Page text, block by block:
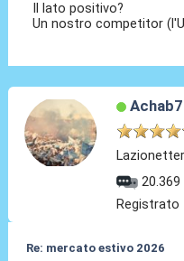
Il lato positivo?
Un nostro competitor
Lazionetter
20.369
Registrato
Re: mercato estivo 2026